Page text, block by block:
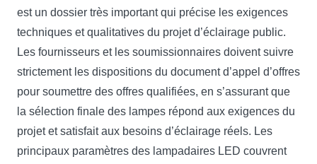
est un dossier très important qui précise les exigences
techniques et qualitatives du projet d’éclairage public.
Les fournisseurs et les soumissionnaires doivent suivre
strictement les dispositions du document d’appel d’offres
pour soumettre des offres qualifiées, en s’assurant que
la sélection finale des lampes répond aux exigences du
projet et satisfait aux besoins d’éclairage réels. Les
principaux paramètres des lampadaires LED couvrent